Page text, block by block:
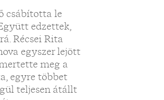
csábította le
edzettek,
Récsei Rita
egyszer lejött
meg a
egyre többet
teljesen átállt